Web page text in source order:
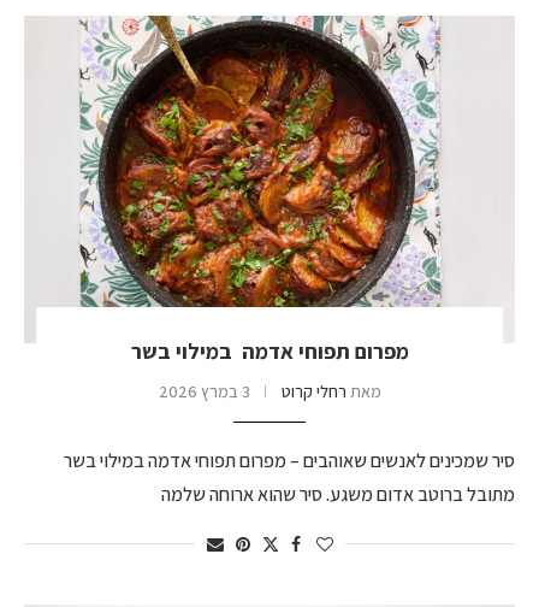
מפרום תפוחי אדמה במילוי בשר
מאת רחלי קרוט 3 במרץ 2026
סיר שמכינים לאנשים שאוהבים – מפרום תפוחי אדמה במילוי בשר
מתובל ברוטב אדום משגע. סיר שהוא ארוחה שלמה